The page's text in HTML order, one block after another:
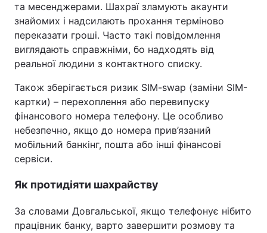
та месенджерами. Шахраї зламують акаунти
знайомих і надсилають прохання терміново
переказати гроші. Часто такі повідомлення
виглядають справжніми, бо надходять від
реальної людини з контактного списку.
Також зберігається ризик SIM-swap (заміни SIM-
картки) – перехоплення або перевипуску
фінансового номера телефону. Це особливо
небезпечно, якщо до номера прив’язаний
мобільний банкінг, пошта або інші фінансові
сервіси.
Як протидіяти шахрайству
За словами Довгальської, якщо телефонує нібито
працівник банку, варто завершити розмову та